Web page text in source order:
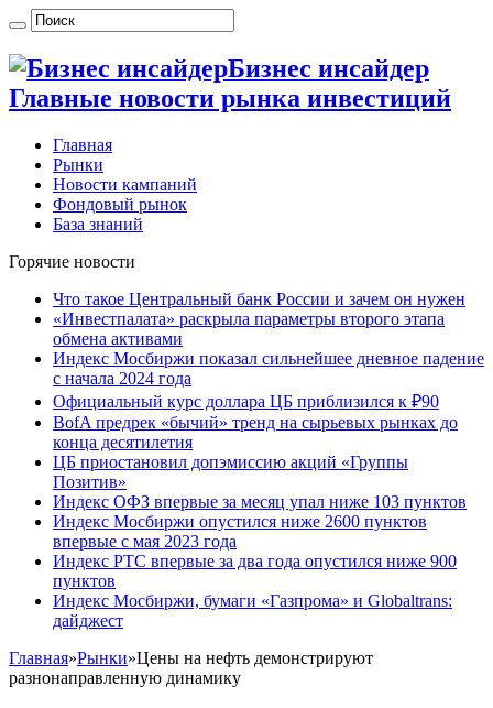
Бизнес инсайдер
Главные новости рынка инвестиций
Главная
Рынки
Новости кампаний
Фондовый рынок
База знаний
Горячие новости
Что такое Центральный банк России и зачем он нужен
«Инвестпалата» раскрыла параметры второго этапа
обмена активами
Индекс Мосбиржи показал сильнейшее дневное падение
с начала 2024 года
Официальный курс доллара ЦБ приблизился к ₽90
BofA предрек «бычий» тренд на сырьевых рынках до
конца десятилетия
ЦБ приостановил допэмиссию акций «Группы
Позитив»
Индекс ОФЗ впервые за месяц упал ниже 103 пунктов
Индекс Мосбиржи опустился ниже 2600 пунктов
впервые с мая 2023 года
Индекс РТС впервые за два года опустился ниже 900
пунктов
Индекс Мосбиржи, бумаги «Газпрома» и Globaltrans:
дайджест
Главная»Рынки»Цены на нефть демонстрируют
разнонаправленную динамику